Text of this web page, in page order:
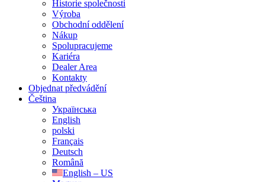
Historie společnosti
Výroba
Obchodní oddělení
Nákup
Spolupracujeme
Kariéra
Dealer Area
Kontakty
Objednat předvádění
Čeština
Українська
English
polski
Français
Deutsch
Română
English – US